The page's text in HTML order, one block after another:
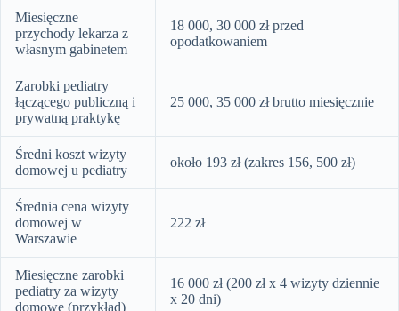
Miesięczne
przychody lekarza z
własnym gabinetem
18 000, 30 000 zł przed
opodatkowaniem
Zarobki pediatry
łączącego publiczną i
prywatną praktykę
25 000, 35 000 zł brutto miesięcznie
Średni koszt wizyty
domowej u pediatry
około 193 zł (zakres 156, 500 zł)
Średnia cena wizyty
domowej w
Warszawie
222 zł
Miesięczne zarobki
pediatry za wizyty
domowe (przykład)
16 000 zł (200 zł x 4 wizyty dziennie
x 20 dni)